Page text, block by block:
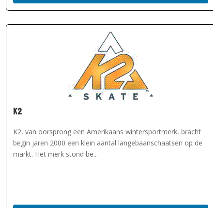
K2
K2, van oorsprong een Amerikaans wintersportmerk, bracht
begin jaren 2000 een klein aantal langebaanschaatsen op de
markt. Het merk stond be...